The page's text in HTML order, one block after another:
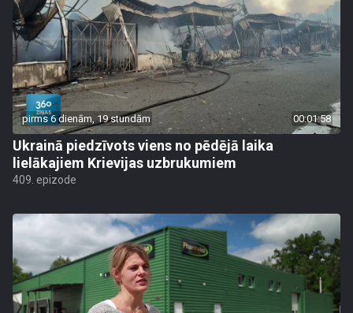
pirms 6 dienām, 19 stundām 00:01:58
Ukrainā piedzīvots viens no pēdējā laika
lielākajiem Krievijas uzbrukumiem
409. epizode